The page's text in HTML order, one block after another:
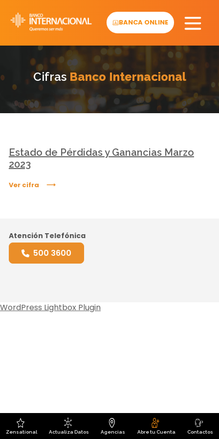
content
BANCA ONLINE
Cifras Banco Internacional
Estado de Pérdidas y Ganancias Marzo
2023
Ver cifra
Atención Telefónica
500 3600
Zensational Actualiza Datos Agencias Abre tu Cuenta Contactos
WordPress Lightbox Plugin